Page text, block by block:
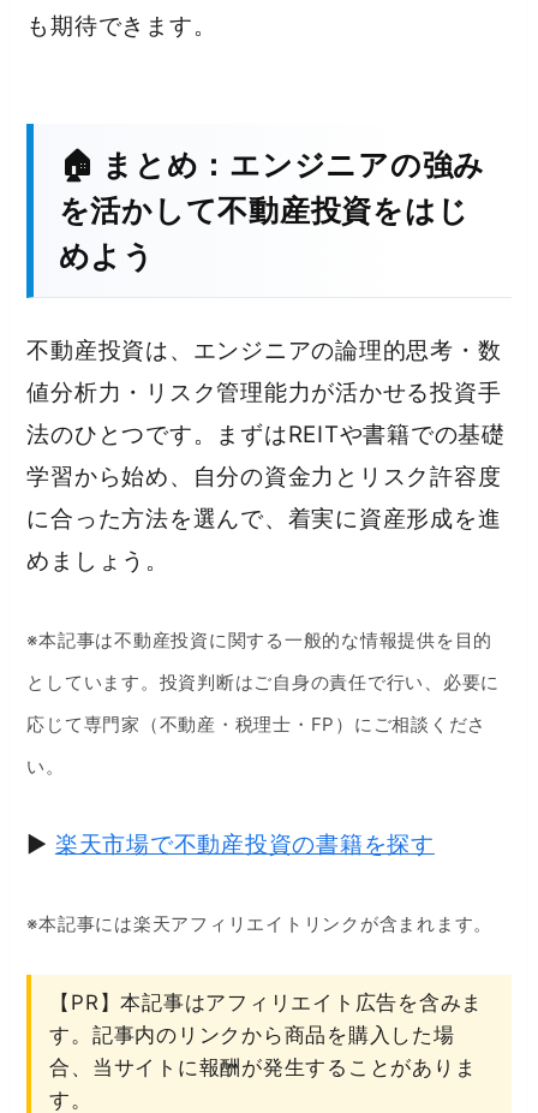
も期待できます。
🏠 まとめ：エンジニアの強み
を活かして不動産投資をはじ
めよう
不動産投資は、エンジニアの論理的思考・数
値分析力・リスク管理能力が活かせる投資手
法のひとつです。まずはREITや書籍での基礎
学習から始め、自分の資金力とリスク許容度
に合った方法を選んで、着実に資産形成を進
めましょう。
※本記事は不動産投資に関する一般的な情報提供を目的
としています。投資判断はご自身の責任で行い、必要に
応じて専門家（不動産・税理士・FP）にご相談くださ
い。
▶ 楽天市場で不動産投資の書籍を探す
※本記事には楽天アフィリエイトリンクが含まれます。
【PR】本記事はアフィリエイト広告を含みま
す。記事内のリンクから商品を購入した場
合、当サイトに報酬が発生することがありま
す。